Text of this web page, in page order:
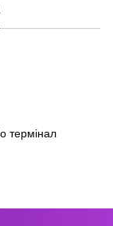
термінал